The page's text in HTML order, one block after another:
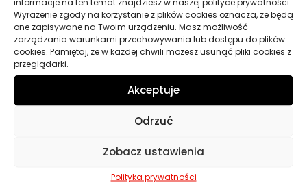
Wyrażenie zgody na korzystanie z plików cookies oznacza, że będą
one zapisywane na Twoim urządzeniu. Masz możliwość
zarządzania warunkami przechowywania lub dostępu do plików
cookies. Pamiętaj, że w każdej chwili możesz usunąć pliki cookies z
przeglądarki.
Akceptuje
Odrzuć
Zobacz ustawienia
Polityka prywatności
Temperatura płynięcia: minus 39°C
Temperatura zapłonu: 231°C
Parametry techniczne
5 l